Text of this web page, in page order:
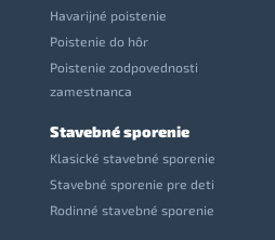
Havarijné poistenie
Poistenie do hôr
Poistenie zodpovednosti
zamestnanca
Stavebné sporenie
Klasické stavebné sporenie
Stavebné sporenie pre deti
Rodinné stavebné sporenie